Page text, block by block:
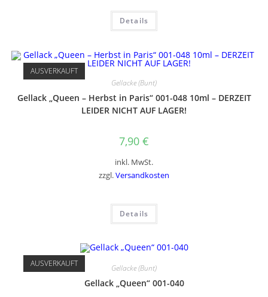
Details
AUSVERKAUFT
Gellacke (Bunt)
Gellack „Queen – Herbst in Paris“ 001-048 10ml – DERZEIT
LEIDER NICHT AUF LAGER!
7,90 €
inkl. MwSt.
zzgl.Versandkosten
Details
AUSVERKAUFT Gellacke (Bunt)
Gellack „Queen“ 001-040